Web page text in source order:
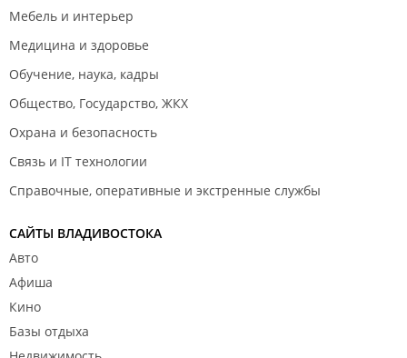
Мебель и интерьер
Медицина и здоровье
Обучение, наука, кадры
Общество, Государство, ЖКХ
Охрана и безопасность
Связь и IT технологии
Справочные, оперативные и экстренные службы
САЙТЫ ВЛАДИВОСТОКА
Авто
Афиша
Кино
Базы отдыха